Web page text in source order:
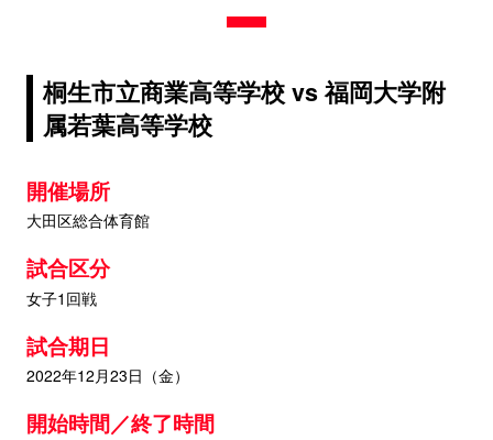
桐生市立商業高等学校 vs 福岡大学附
属若葉高等学校
開催場所
大田区総合体育館
試合区分
女子1回戦
試合期日
2022年12月23日（金）
開始時間／終了時間